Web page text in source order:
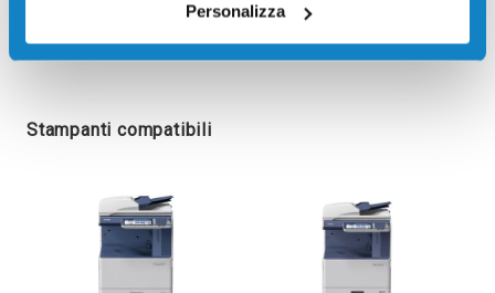
Personalizza
Stampanti compatibili